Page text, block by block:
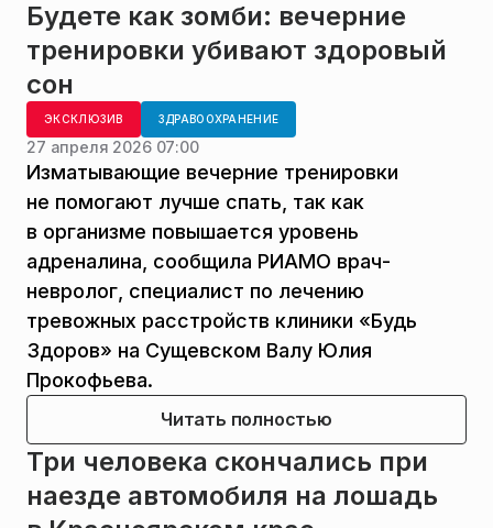
Будете как зомби: вечерние
тренировки убивают здоровый
сон
ЭКСКЛЮЗИВ ЗДРАВООХРАНЕНИЕ
27 апреля 2026 07:00
Изматывающие вечерние тренировки
не помогают лучше спать, так как
в организме повышается уровень
адреналина, сообщила РИАМО врач-
невролог, специалист по лечению
тревожных расстройств клиники «Будь
Здоров» на Сущевском Валу Юлия
Прокофьева.
Читать полностью
Три человека скончались при
наезде автомобиля на лошадь